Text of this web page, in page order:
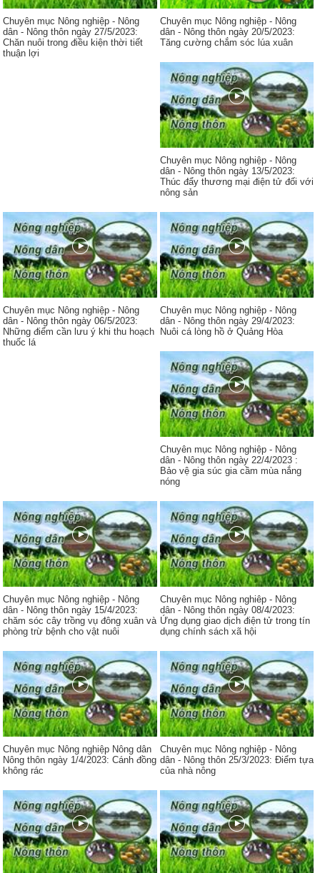
Chuyên mục Nông nghiệp - Nông
dân - Nông thôn ngày 27/5/2023:
Chăn nuôi trong điều kiện thời tiết
thuận lợi
Chuyên mục Nông nghiệp - Nông
dân - Nông thôn ngày 20/5/2023:
Tăng cường chắm sóc lúa xuân
Chuyên mục Nông nghiệp - Nông
dân - Nông thôn ngày 13/5/2023:
Thúc đẩy thương mại điện tử đối với
nông sản
Chuyên mục Nông nghiệp - Nông
dân - Nông thôn ngày 06/5/2023:
Những điểm cần lưu ý khi thu hoạch
thuốc lá
Chuyên mục Nông nghiệp - Nông
dân - Nông thôn ngày 29/4/2023:
Nuôi cá lòng hồ ở Quảng Hòa
Chuyên mục Nông nghiệp - Nông
dân - Nông thôn ngày 22/4/2023 :
Bảo vệ gia súc gia cầm mùa nắng
nóng
Chuyên mục Nông nghiệp - Nông
dân - Nông thôn ngày 15/4/2023:
chăm sóc cây trồng vụ đông xuân và
phòng trừ bệnh cho vật nuôi
Chuyên mục Nông nghiêp - Nông
dân - Nông thôn ngày 08/4/2023:
Ứng dụng giao dịch điện tử trong tín
dụng chính sách xã hội
Chuyên mục Nông nghiệp Nông dân
Nông thôn ngày 1/4/2023: Cánh đồng
không rác
Chuyên mục Nông nghiệp - Nông
dân - Nông thôn 25/3/2023: Điểm tựa
của nhà nông